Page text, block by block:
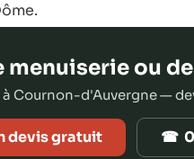
.
menuiserie ou
à Cournon-d'Auvergne —
devis gratuit ☎